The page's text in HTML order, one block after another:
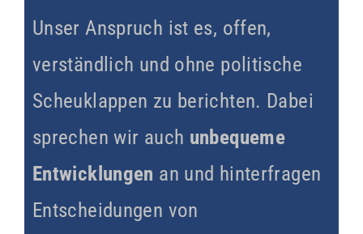
Unser Anspruch ist es, offen,
verständlich und ohne politische
Scheuklappen zu berichten. Dabei
sprechen wir auch unbequeme
Entwicklungen an und hinterfragen
Entscheidungen von